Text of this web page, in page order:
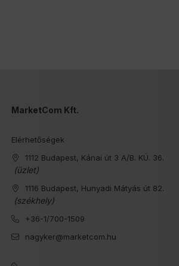
MarketCom Kft.
Elérhetőségek
1112 Budapest, Kánai út 3 A/B. KÜ. 36.
(üzlet)
1116 Budapest, Hunyadi Mátyás út 82.
(székhely)
+36-1/700-1509
nagyker@marketcom.hu